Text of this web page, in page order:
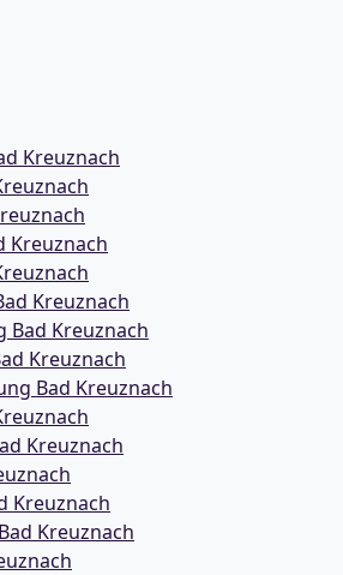
Kreuznach
Kreuznach
Kreuznach
Bad Kreuznach
Kreuznach
Bad Kreuznach
Kreuznach
Kreuznach
Kreuznach